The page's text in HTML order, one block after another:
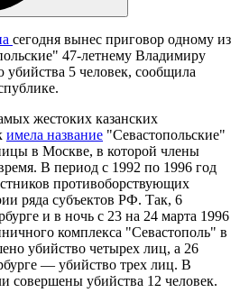
сегодня вынес приговор одному из
47-летнему Владимиру
убийства 5 человек, сообщила
жестоких казанских
имела название "Севастопольские"
в Москве, в которой члены
В период с 1992 по 1996 год
противоборствующих
ряда субъектов РФ. Так, 6
и в ночь с 23 на 24 марта 1996
комплекса "Севастополь" в
убийство четырех лиц, а 26
— убийство трех лиц. В
совершены убийства 12 человек.